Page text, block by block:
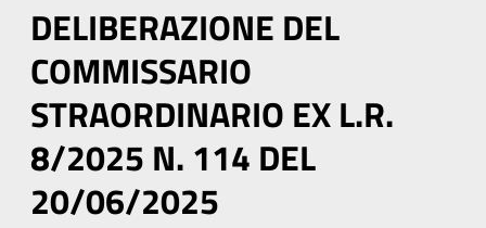
DELIBERAZIONE DEL
COMMISSARIO
STRAORDINARIO EX L.R.
8/2025 N. 114 DEL
20/06/2025